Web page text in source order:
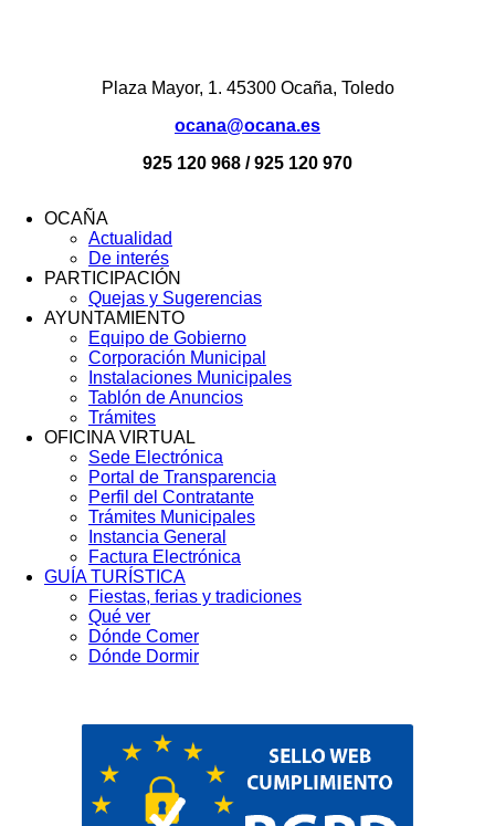
Plaza Mayor, 1. 45300 Ocaña, Toledo
ocana@ocana.es
925 120 968 / 925 120 970
OCAÑA
Actualidad
De interés
PARTICIPACIÓN
Quejas y Sugerencias
AYUNTAMIENTO
Equipo de Gobierno
Corporación Municipal
Instalaciones Municipales
Tablón de Anuncios
Trámites
OFICINA VIRTUAL
Sede Electrónica
Portal de Transparencia
Perfil del Contratante
Trámites Municipales
Instancia General
Factura Electrónica
GUÍA TURÍSTICA
Fiestas, ferias y tradiciones
Qué ver
Dónde Comer
Dónde Dormir